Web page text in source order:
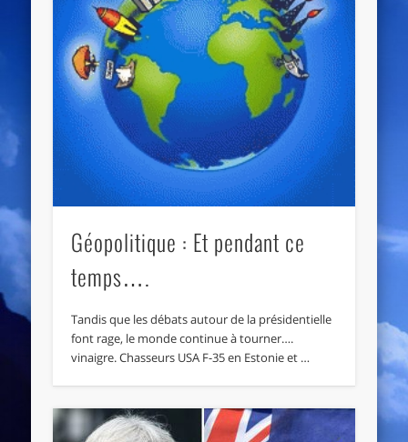
Géopolitique : Et pendant ce
temps….
Tandis que les débats autour de la présidentielle
font rage, le monde continue à tourner….
vinaigre. Chasseurs USA F-35 en Estonie et …